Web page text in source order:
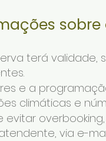
sobre
terá validade,
e a
climáticas e
evitar
via e-